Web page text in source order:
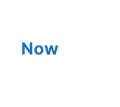
Now